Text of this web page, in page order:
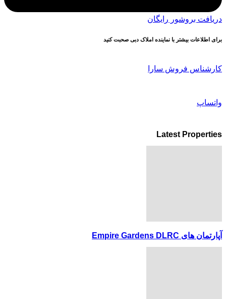
دریافت بروشور رایگان
برای اطلاعات بیشتر با نماینده املاک دبی صحبت کنید
کارشناس فروش سارا
واتساپ
Latest Properties
آپارتمان های Empire Gardens DLRC